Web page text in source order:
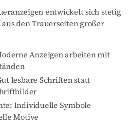
entwickelt sich stetig
den Trauerseiten großer
Anzeigen arbeiten mit
lesbare Schriften statt
Individuelle Symbole
Motive